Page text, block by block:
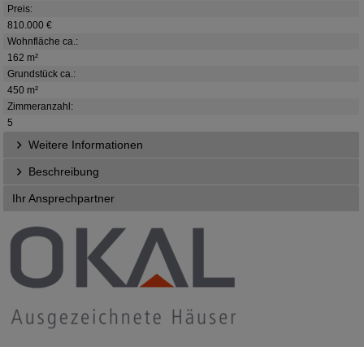
Preis:
810.000 €
Wohnfläche ca.:
162 m²
Grundstück ca.:
450 m²
Zimmeranzahl:
5
Weitere Informationen
Beschreibung
Ihr Ansprechpartner